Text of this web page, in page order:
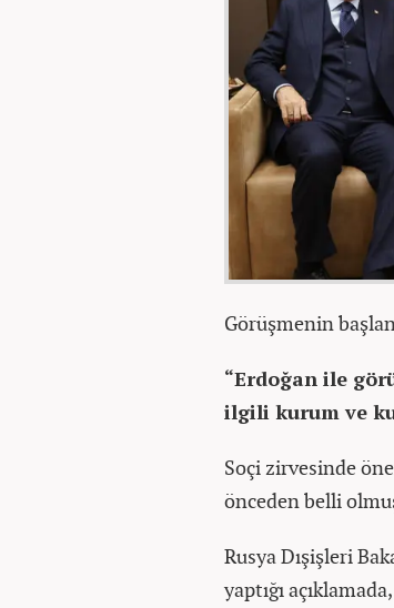
Görüşmenin
“Erdoğan ile
ilgili kurum ve
Soçi zirvesinde
önceden belli
Rusya Dışişleri
yaptığı